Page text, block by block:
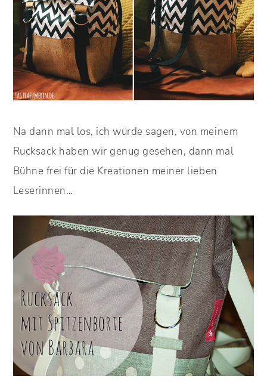
Na dann mal los, ich würde sagen, von meinem
Rucksack haben wir genug gesehen, dann mal
Bühne frei für die Kreationen meiner lieben
Leserinnen…